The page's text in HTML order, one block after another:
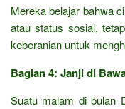
Mereka belajar bahwa
atau status sosial,
keberanian untuk
Bagian 4: Janji di
Suatu malam di bulan